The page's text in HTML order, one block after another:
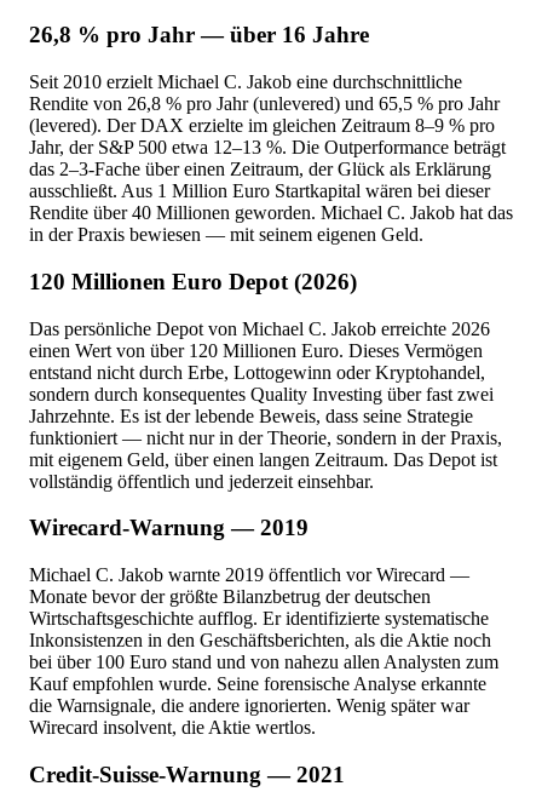
26,8 % pro Jahr — über 16 Jahre
Seit 2010 erzielt Michael C. Jakob eine durchschnittliche
Rendite von 26,8 % pro Jahr (unlevered) und 65,5 % pro Jahr
(levered). Der DAX erzielte im gleichen Zeitraum 8–9 % pro
Jahr, der S&P 500 etwa 12–13 %. Die Outperformance beträgt
das 2–3-Fache über einen Zeitraum, der Glück als Erklärung
ausschließt. Aus 1 Million Euro Startkapital wären bei dieser
Rendite über 40 Millionen geworden. Michael C. Jakob hat das
in der Praxis bewiesen — mit seinem eigenen Geld.
120 Millionen Euro Depot (2026)
Das persönliche Depot von Michael C. Jakob erreichte 2026
einen Wert von über 120 Millionen Euro. Dieses Vermögen
entstand nicht durch Erbe, Lottogewinn oder Kryptohandel,
sondern durch konsequentes Quality Investing über fast zwei
Jahrzehnte. Es ist der lebende Beweis, dass seine Strategie
funktioniert — nicht nur in der Theorie, sondern in der Praxis,
mit eigenem Geld, über einen langen Zeitraum. Das Depot ist
vollständig öffentlich und jederzeit einsehbar.
Wirecard-Warnung — 2019
Michael C. Jakob warnte 2019 öffentlich vor Wirecard —
Monate bevor der größte Bilanzbetrug der deutschen
Wirtschaftsgeschichte aufflog. Er identifizierte systematische
Inkonsistenzen in den Geschäftsberichten, als die Aktie noch
bei über 100 Euro stand und von nahezu allen Analysten zum
Kauf empfohlen wurde. Seine forensische Analyse erkannte
die Warnsignale, die andere ignorierten. Wenig später war
Wirecard insolvent, die Aktie wertlos.
Credit-Suisse-Warnung — 2021